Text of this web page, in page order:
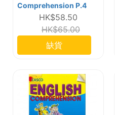
Comprehension P.4
HK$58.50
HK$65.00
缺貨